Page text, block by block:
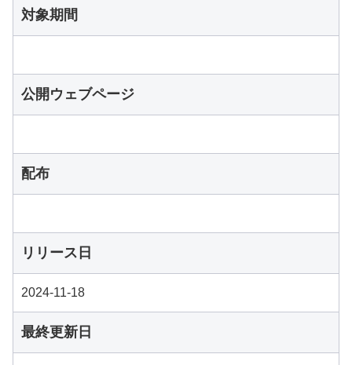
対象期間
公開ウェブページ
配布
リリース日
2024-11-18
最終更新日